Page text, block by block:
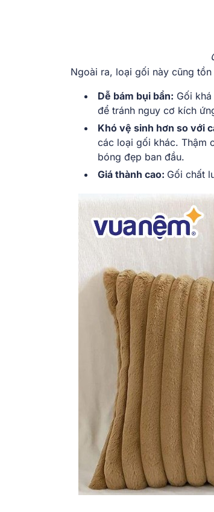
Ngoài ra, loại gối này cũng
Dễ bám bụi bẩn: Gối
để tránh nguy cơ kích
Khó vệ sinh hơn so với
các loại gối khác. Thậm
bóng đẹp ban đầu.
Giá thành cao: Gối chất